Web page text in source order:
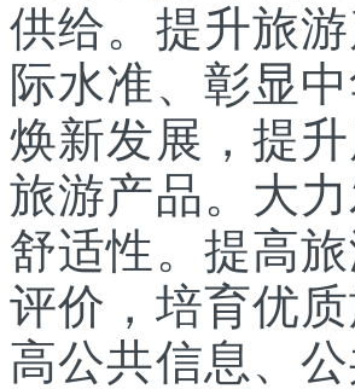
供给。提升旅
际水准、彰显
焕新发展，提
旅游产品。大
舒适性。提高
评价，培育优
高公共信息、